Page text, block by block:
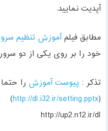
آپدیت نمایید.
مطابق فیلمآموزش تنظیم
خود را بر روی یکی از دو
تذکر :پیوست آموزش را
(
http://dl.i32.ir/setting.pptx
)
http://up2.n12.ir/dl